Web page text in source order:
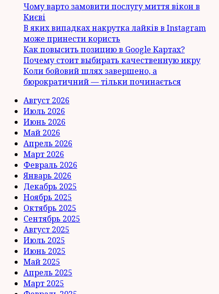
Чому варто замовити послугу миття вікон в
Києві
В яких випадках накрутка лайків в Instagram
може принести користь
Как повысить позицию в Google Картах?
Почему стоит выбирать качественную икру
Коли бойовий шлях завершено, а
бюрократичний — тільки починається
Август 2026
Июль 2026
Июнь 2026
Май 2026
Апрель 2026
Март 2026
Февраль 2026
Январь 2026
Декабрь 2025
Ноябрь 2025
Октябрь 2025
Сентябрь 2025
Август 2025
Июль 2025
Июнь 2025
Май 2025
Апрель 2025
Март 2025